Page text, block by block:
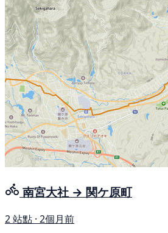
南宮大社 → 関ケ原町
2 站點 · 2個月前